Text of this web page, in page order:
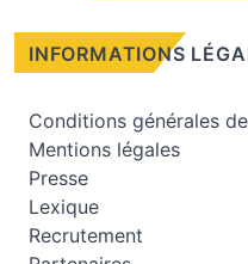
INFORMATIONS
Conditions générales
Mentions légales
Presse
Lexique
Recrutement